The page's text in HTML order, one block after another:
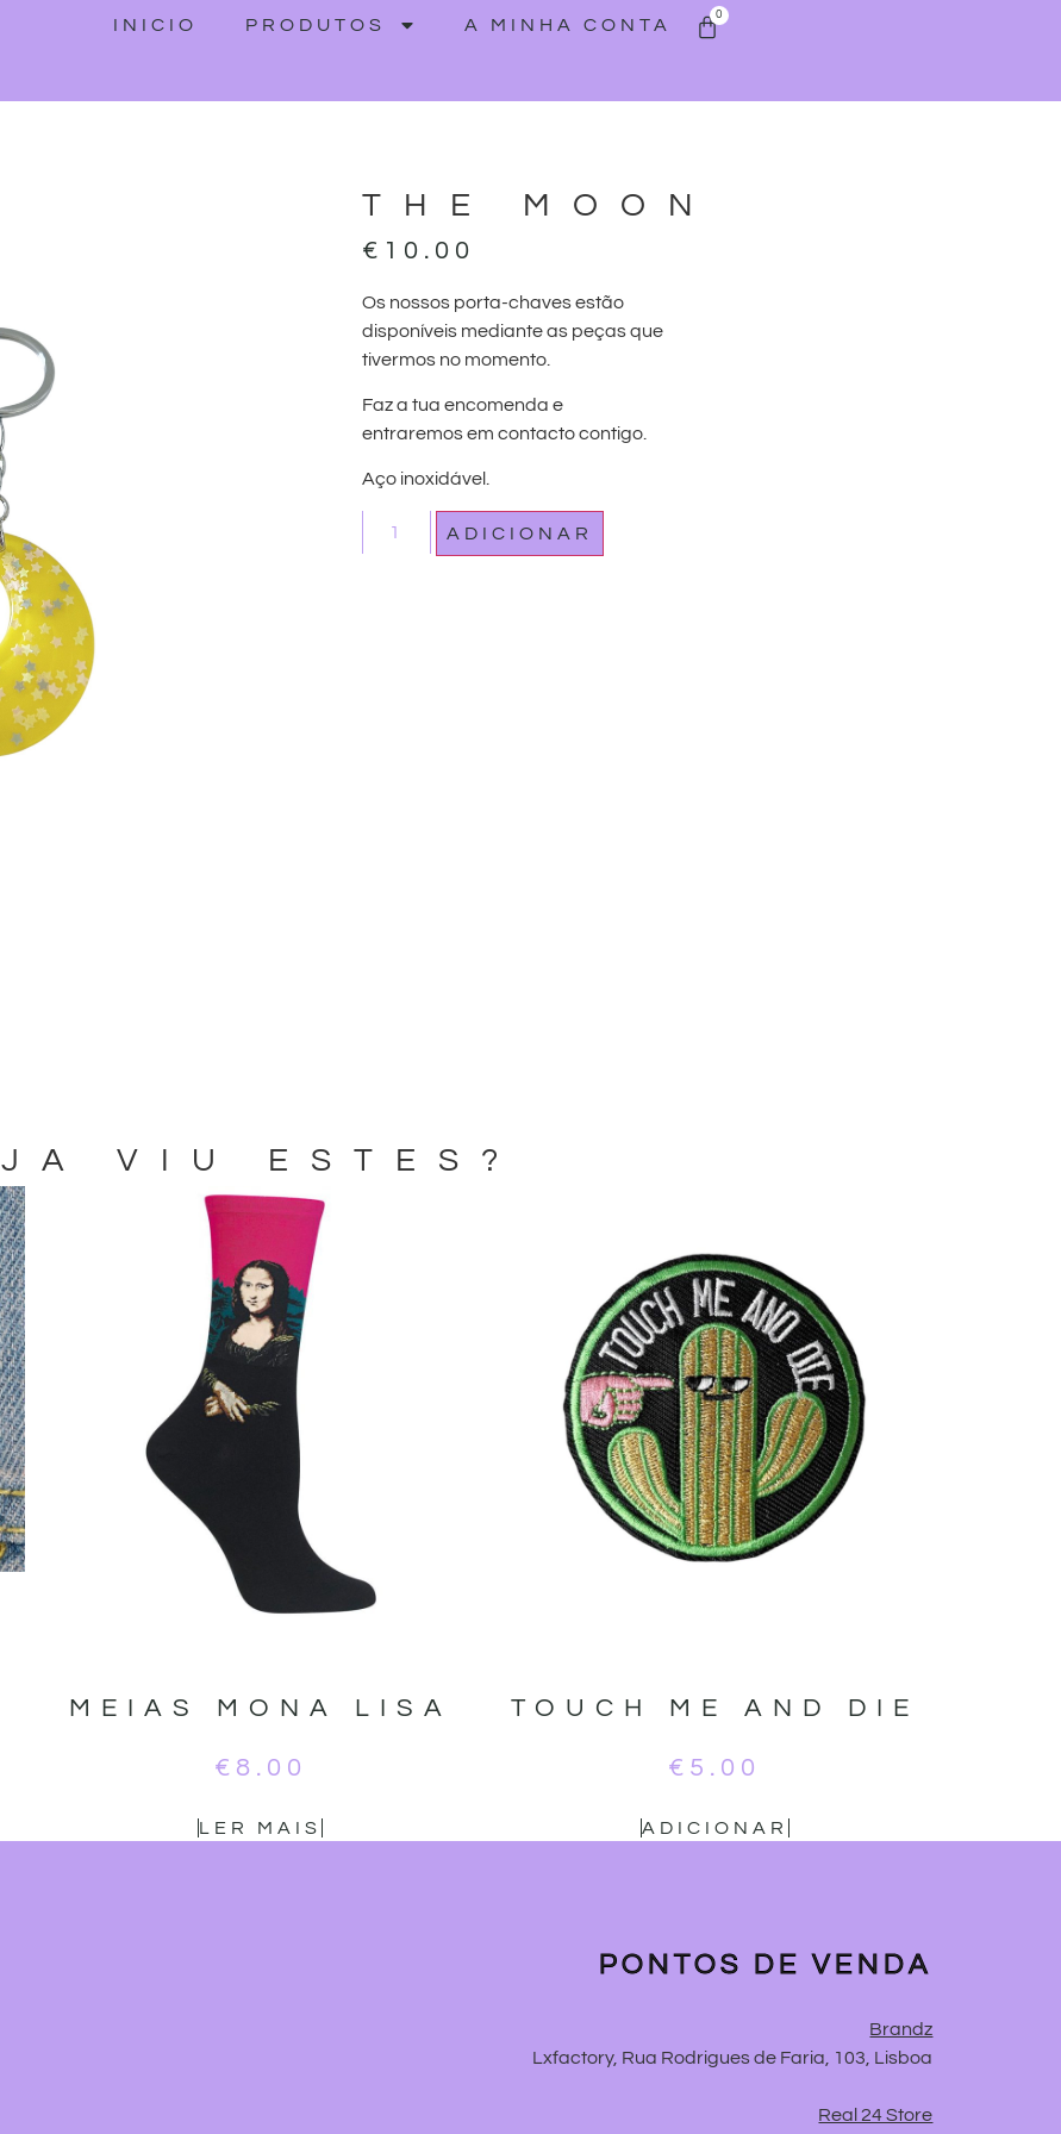
INICIO PRODUTOS A MINHA CONTA
0
THE MOON
€ 10.00
Os nossos porta-chaves estão
disponíveis mediante as peças que
tivermos no momento.
Faz a tua encomenda e
entraremos em contacto contigo.
Aço inoxidável.
ADICIONAR
JA VIU ESTES?
MEIAS MONA LISA
€ 8.00
LER MAIS
TOUCH ME AND DIE
€ 5.00
ADICIONAR
PONTOS DE VENDA
Brandz
Lxfactory, Rua Rodrigues de Faria, 103, Lisboa
Real 24 Store